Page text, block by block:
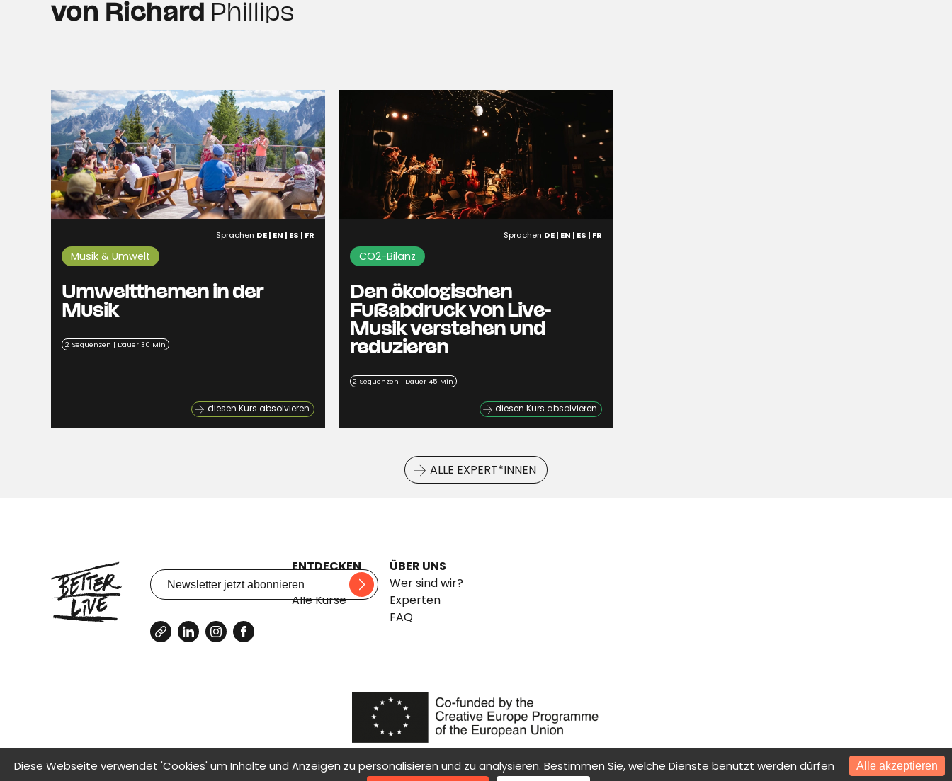
von Richard Phillips
Sprachen DE | EN | ES | FR
Musik & Umwelt
Umweltthemen in der
Musik
2 Sequenzen | Dauer 30 Min
diesen Kurs absolvieren
Sprachen DE | EN | ES | FR
CO2-Bilanz
Den ökologischen
Fußabdruck von Live-
Musik verstehen und
reduzieren
2 Sequenzen | Dauer 45 Min
diesen Kurs absolvieren
ALLE EXPERT*INNEN
ENTDECKEN
Lernpfade
Alle Kurse
ÜBER UNS
Wer sind wir?
Experten
FAQ
©BetterLive2026 Impressum Über uns
Diese Webseite verwendet 'Cookies' um Inhalte und Anzeigen zu personalisieren und zu analysieren. Bestimmen Sie, welche Dienste benutzt werden dürfen
Alle akzeptieren